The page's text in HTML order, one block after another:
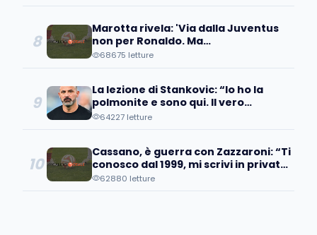
8
Marotta rivela: 'Via dalla Juventus
non per Ronaldo. Ma
quell'operazione...'
68675 letture
9
La lezione di Stankovic: “Io ho la
polmonite e sono qui. Il vero
fallimento è quando…”
64227 letture
10
Cassano, è guerra con Zazzaroni: “Ti
conosco dal 1999, mi scrivi in privato
e poi pubblicamente…
62880 letture